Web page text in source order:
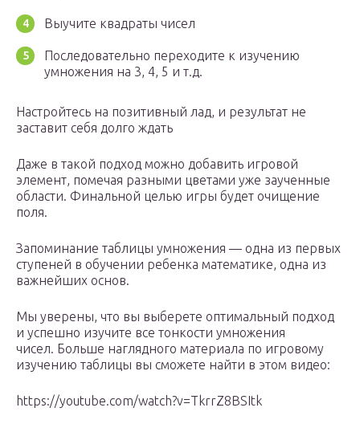
Выучите квадраты чисел
Последовательно переходите к изучению
умножения на 3, 4, 5 и т.д.
Настройтесь на позитивный лад, и результат не
заставит себя долго ждать
Даже в такой подход можно добавить игровой
элемент, помечая разными цветами уже заученные
области. Финальной целью игры будет очищение
поля.
Запоминание таблицы умножения — одна из первых
ступеней в обучении ребенка математике, одна из
важнейших основ.
Мы уверены, что вы выберете оптимальный подход
и успешно изучите все тонкости умножения
чисел. Больше наглядного материала по игровому
изучению таблицы вы сможете найти в этом видео:
https://youtube.com/watch?v=TkrrZ8BSItk